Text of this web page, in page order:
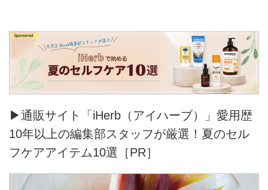
▶通販サイト「iHerb（アイハーブ）」愛用歴
10年以上の編集部スタッフが厳選！夏のセル
フケアアイテム10選［PR］